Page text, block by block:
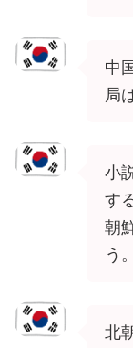
中
局
小
す
朝
う。
北